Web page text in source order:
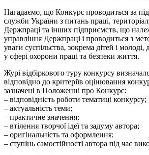
Нагадаємо, що Конкурс проводиться за
служби України з питань праці,
Держпраці та інших підприємств, що
управління Держпраці і проводиться з
уваги суспільства, зокрема дітей і
у сфері охорони праці та безпеки життя.
Журі відбіркового туру конкурсу
відповідно до критеріїв оцінювання
зазначені в Положенні про Конкурс:
– відповідність роботи тематиці конкурсу;
– актуальність теми;
– практичне значення;
– втілення творчої ідеї та задуму автора;
– оригінальність та оформлення;
– ступінь самостійності автора під час